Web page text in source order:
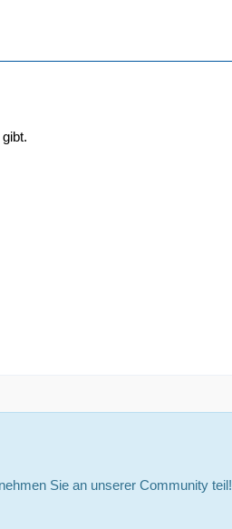
Sie an unserer Community teil!